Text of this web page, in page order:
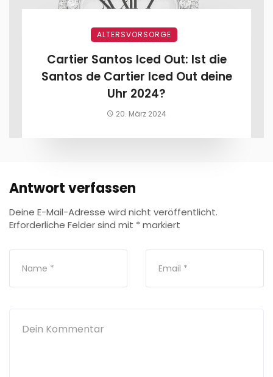
ALTERSVORSORGE
Cartier Santos Iced Out: Ist die
Santos de Cartier Iced Out deine
Uhr 2024?
20. März 2024
Antwort verfassen
Deine E-Mail-Adresse wird nicht veröffentlicht.
Erforderliche Felder sind mit * markiert